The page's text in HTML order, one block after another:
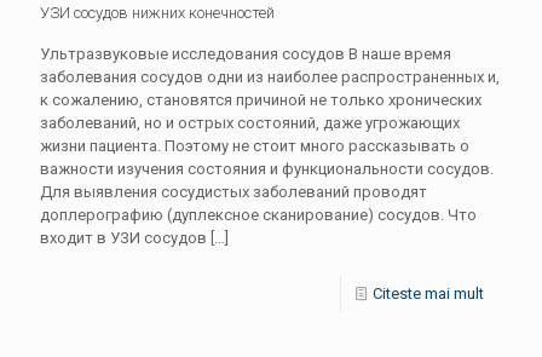
УЗИ сосудов нижних конечностей
Ультразвуковые исследования сосудов В наше время
заболевания сосудов одни из наиболее распространенных и,
к сожалению, становятся причиной не только хронических
заболеваний, но и острых состояний, даже угрожающих
жизни пациента. Поэтому не стоит много рассказывать о
важности изучения состояния и функциональности сосудов.
Для выявления сосудистых заболеваний проводят
доплерографию (дуплексное сканирование) сосудов. Что
входит в УЗИ сосудов
Citeste mai mult